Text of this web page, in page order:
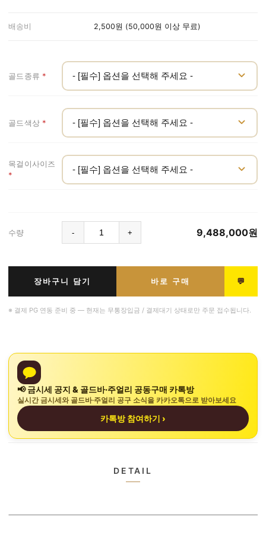
배송비 2,500원 (50,000원 이상 무료)
골드종류 *
골드색상 *
목걸이사이즈
*
수량 - + 9,488,000원
장바구니 담기 바로 구매 💬
※ 결제 PG 연동 준비 중 — 현재는 무통장입금 / 결제대기 상태로만 주문 접수됩니다.
📢 금시세 공지 & 골드바·주얼리 공동구매 카톡방
실시간 금시세와 골드바·주얼리 공구 소식을 카카오톡으로 받아보세요
카톡방 참여하기 ›
DETAIL